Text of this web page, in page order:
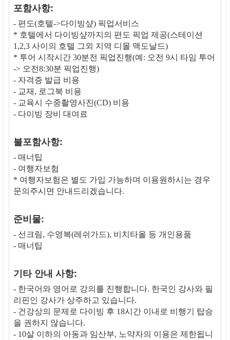
포함사항:
- 편도(호텔->다이빙샾) 픽업서비스
* 호텔에서 다이빙샾까지의 편도 픽업 제공(스테이션
1,2,3 사이의 호텔 그외 지역 디몰 맥도날드)
* 투어 시작시간 30분전 픽업진행(예: 오전 9시 타임 투어
-> 오전8:30분 픽업진행)
- 자격증 발급 비용
- 교재, 로그북 비용
- 교육시 수중촬영사진(CD) 비용
- 다이빙 장비 대여료
불포함사항:
- 매너팁
- 여행자보험
* 여행자보험은 별도 가입 가능하며 이용원하시는 경우
문의주시면 안내드리겠습니다.
준비물:
- 선크림, 수영복(레쉬가드), 비치타올 등 개인용품
- 매너팁
기타 안내 사항:
- 한국어와 영어로 강의를 진행합니다. 한국인 강사와 필
리핀인 강사가 상주하고 있습니다.
- 건강상의 문제로 다이빙 후 18시간 이내로 비행기 탑승
을 권하지 않습니다.
- 10살 이하의 아동과 임산부, 노약자의 이용은 제한됩니